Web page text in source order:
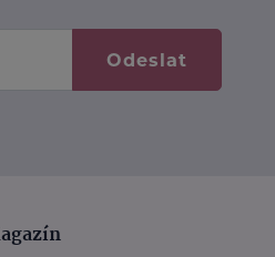
Odeslat